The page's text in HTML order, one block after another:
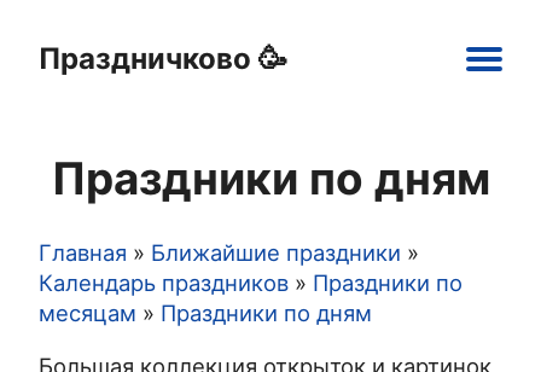
Праздничково 🥳
navigation
Открытки
Картинки
Шаблоны
Праздники
Праздники по дням
Строка
навигации
Главная
Ближайшие праздники
Календарь праздников
Праздники по
месяцам
Праздники по дням
Большая коллекция открыток и картинок